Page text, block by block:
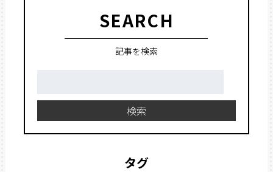
SEARCH
記事を検索
検索
タグ